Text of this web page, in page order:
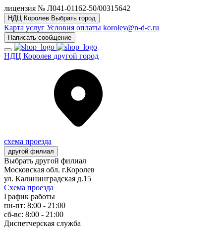
лицензия № Л041-01162-50/00315642
НДЦ Королев Выбрать город
Карта услуг Условия оплаты korolev@n-d-c.ru
Написать сообщение
НДЦ Королев другой город
схема проезда
другой филиал
Выбрать другой филиал
Московская обл. г.Королев
ул. Калининградская д.15
Схема проезда
График работы
пн-пт: 8:00 - 21:00
сб-вс: 8:00 - 21:00
Диспетчерская служба